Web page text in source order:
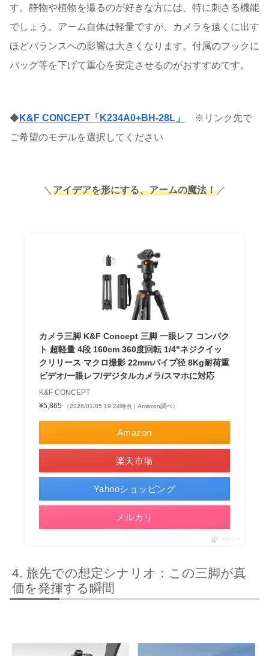
す。静物や植物を撮るのが好きな方には、特に刺さる機能
でしょう。アーム自体は軽量ですが、カメラを遠くに出す
ほどバランスへの影響は大きくなります。付属のフックに
バッグ等を下げて重心を安定させるのがおすすめです。
◆K&F CONCEPT「K234A0+BH-28L」
※リンク先で
ご希望のモデルを選択してください
＼ アイデアを形にする、アームの魔法！／
カメラ三脚 K&F Concept 三脚 一眼レフ コンパク
ト 超軽量 4段 160cm 360度回転 1/4"ネジクイッ
クリリース マクロ撮影 22mmパイプ径 8Kg耐荷重
ビデオ/一眼レフ/デジタルカメラ/スマホに対応
K&F CONCEPT
¥5,865
（2026/01/05 19:24時点 | Amazon調べ）
Amazon
楽天市場
Yahooショッピング
メルカリ
ポチップ
旅先での想定シナリオ：この三脚が真
価を発揮する瞬間